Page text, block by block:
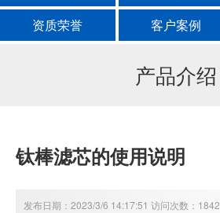
资质荣誉
客户案例
产品介绍
钛棒滤芯的使用说明
发布日期：2023/3/6 14:17:51 访问次数：1842